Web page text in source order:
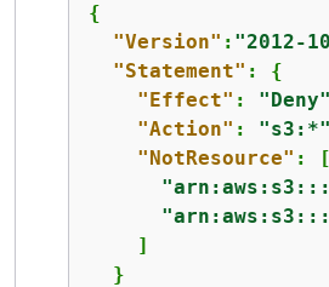
{
"Version" : "2012-
"Statement" : {
"Effect" : "Deny"
"Action" : "s3:*"
"NotResource" : [
    ]
  }